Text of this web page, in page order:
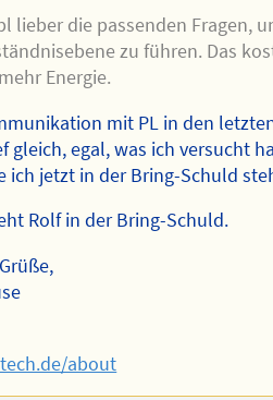
lieber die passenden Fragen,
zu führen. Das
Energie.
mit PL in den
gleich, egal, was ich versucht
ich jetzt in der Bring-Schuld
Rolf in der Bring-Schuld.
about